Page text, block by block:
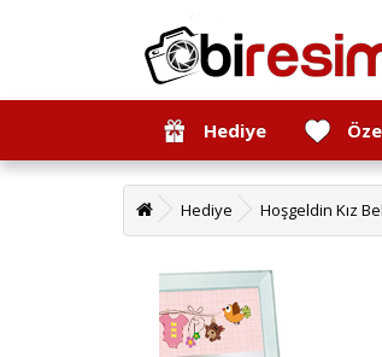
Hediye
Hediye Hoşgeldin Kız